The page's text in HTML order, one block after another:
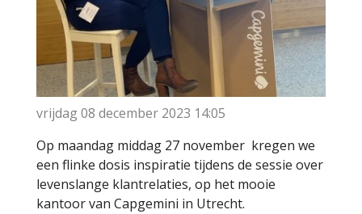
vrijdag 08 december 2023 14:05
Op maandag middag 27 november kregen we
een flinke dosis inspiratie tijdens de sessie over
levenslange klantrelaties, op het mooie
kantoor van Capgemini in Utrecht.